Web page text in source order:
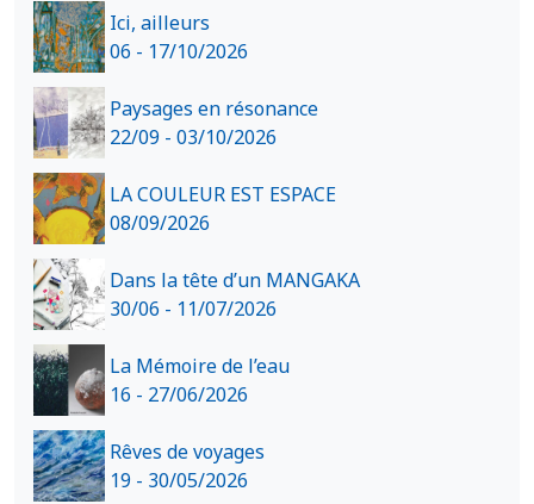
Ici, ailleurs
06 - 17/10/2026
Paysages en résonance
22/09 - 03/10/2026
LA COULEUR EST ESPACE
08/09/2026
Dans la tête d’un MANGAKA
30/06 - 11/07/2026
La Mémoire de l’eau
16 - 27/06/2026
Rêves de voyages
19 - 30/05/2026